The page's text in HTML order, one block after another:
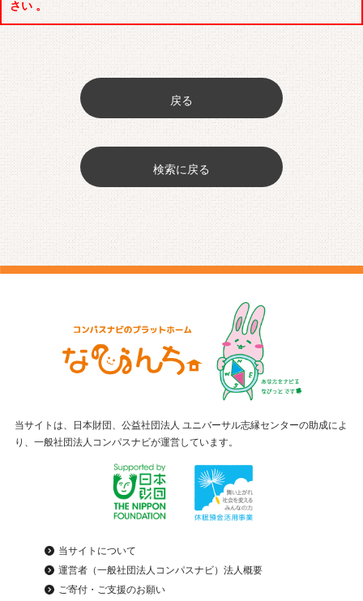
さい 。
戻る
検索に戻る
当サイトは、日本財団、公益社団法人 ユニバーサル志縁センターの助成によ
り、一般社団法人コンパスナビが運営しています。
当サイトについて
運営者（一般社団法人コンパスナビ）法人概要
ご寄付・ご支援のお願い